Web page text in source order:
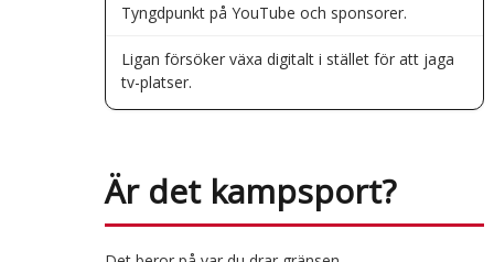
Tyngdpunkt på YouTube och sponsorer.
Ligan försöker växa digitalt i stället för att jaga
tv-platser.
Är det kampsport?